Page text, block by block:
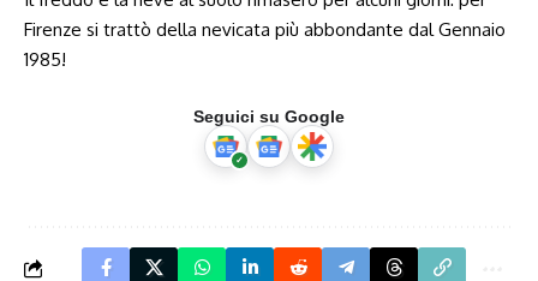
Firenze si trattò della nevicata più abbondante dal Gennaio
1985!
Seguici su Google